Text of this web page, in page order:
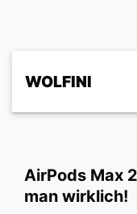
WOLFINI
AirPods Max
man wirklich!